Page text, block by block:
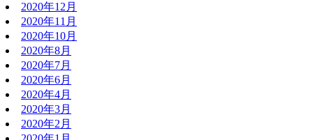
2020年12月
2020年11月
2020年10月
2020年8月
2020年7月
2020年6月
2020年4月
2020年3月
2020年2月